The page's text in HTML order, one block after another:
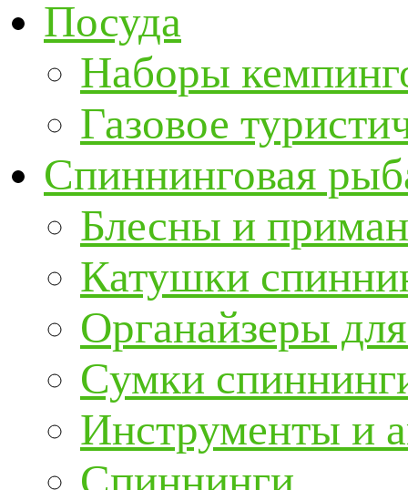
Посуда
Наборы
Газовое
Спиннинговая
Блесны и
Катушки
Органайзеры
Сумки
Инструменты и